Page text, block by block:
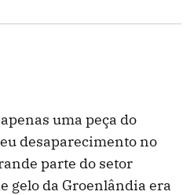
uma peça do
desaparecimento no
parte do setor
gelo da Groenlândia era